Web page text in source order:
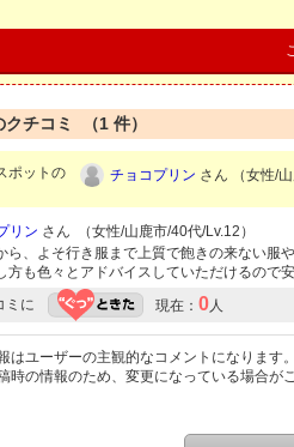
クチコミ （1 件）
ポットの
チョコプリン さん （女性/
リン さん （女性/山鹿市/40代/Lv.12）
ら、よそ行き服まで上質で飽きの来ない服
方も色々とアドバイスしていただけるので
ミに 現在： 0人
はユーザーの主観的なコメントになります。
時の情報のため、変更になっている場合が